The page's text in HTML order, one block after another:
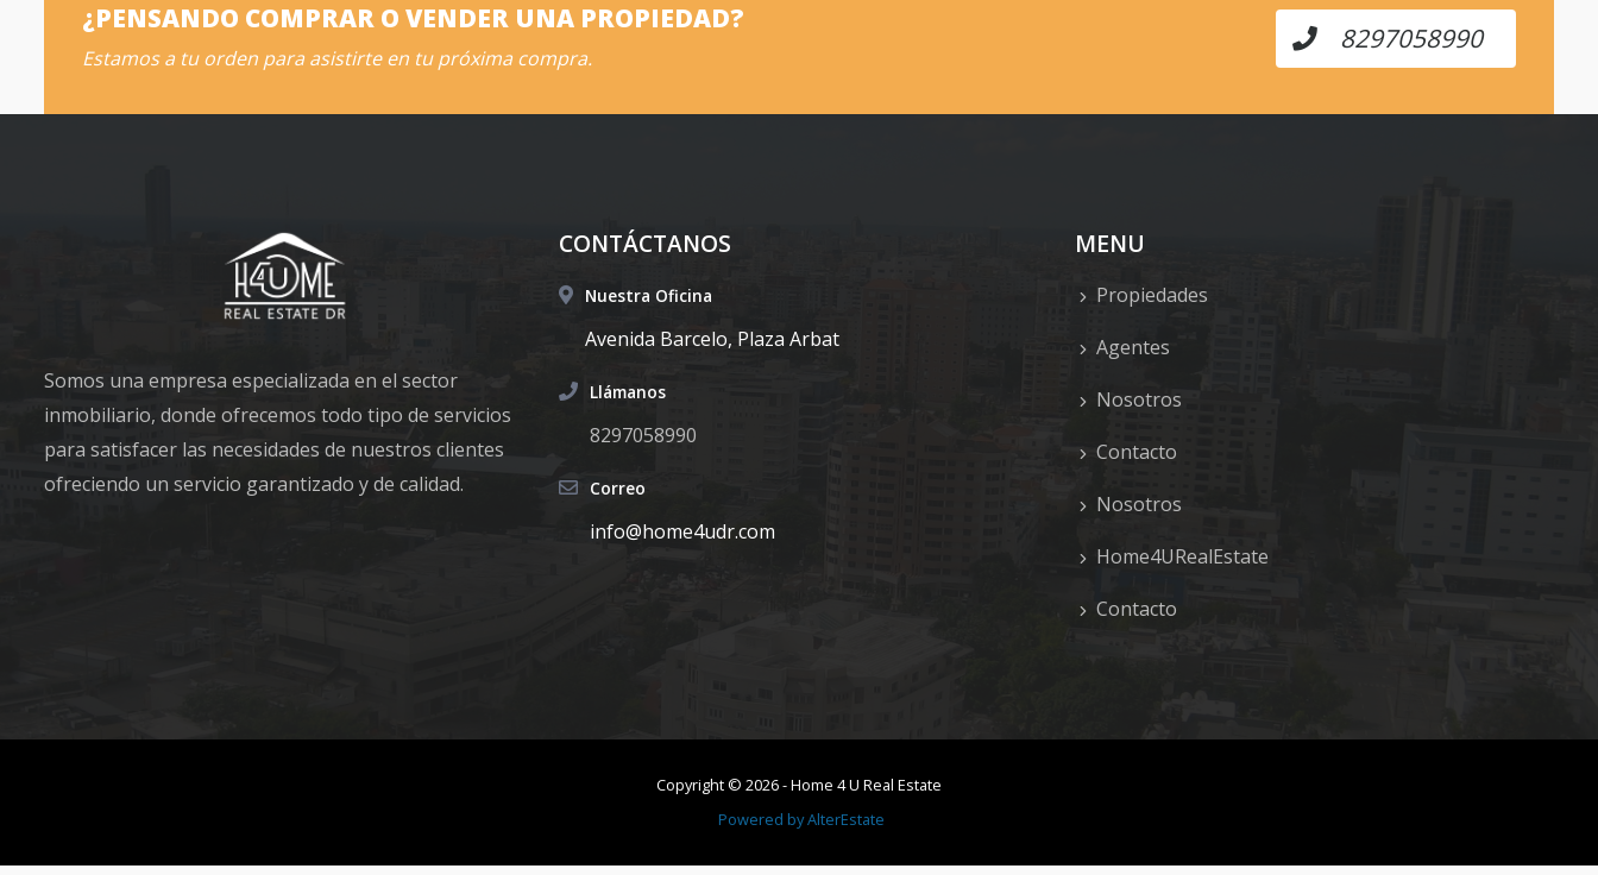
¿PENSANDO COMPRAR O VENDER UNA PROPIEDAD?
Estamos a tu orden para asistirte en tu próxima compra.
8297058990
Somos una empresa especializada en el sector
inmobiliario, donde ofrecemos todo tipo de servicios
para satisfacer las necesidades de nuestros clientes
ofreciendo un servicio garantizado y de calidad.
CONTÁCTANOS
Nuestra Oficina
Avenida Barcelo, Plaza Arbat
Llámanos
8297058990
Correo
info@home4udr.com
MENU
Propiedades
Agentes
Nosotros
Contacto
Nosotros
Home4URealEstate
Contacto
Copyright © 2026-Home 4 U Real Estate
Powered byAlterEstate